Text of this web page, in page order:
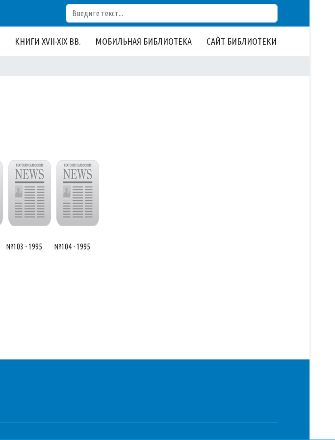
КНИГИ XVII-XIX ВВ. МОБИЛЬНАЯ БИБЛИОТЕКА САЙТ БИБЛИОТЕКИ
№103 - 1995 №104 - 1995